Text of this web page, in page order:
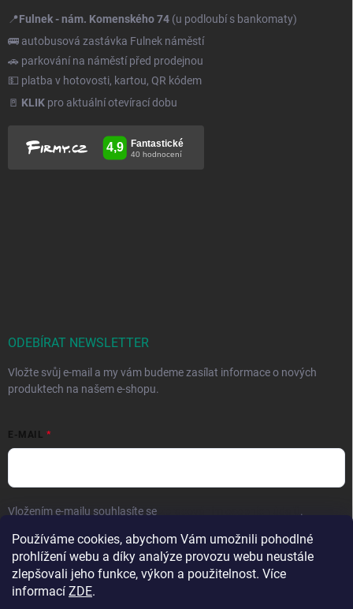
Používáme cookies, abychom Vám umožnili pohodlné
prohlížení webu a díky analýze provozu webu neustále
zlepšovali jeho funkce, výkon a použitelnost. Více
informací ZDE.
📍Fulnek - nám. Komenského 74 (u podloubí s bankomaty)
🚌 autobusová zastávka Fulnek náměstí
🚗 parkování na náměstí před prodejnou
💵 platba v hotovosti, kartou, QR kódem
🚪 KLIK pro aktuální otevírací dobu
ODEBÍRAT NEWSLETTER
Vložte svůj e-mail a my vám budeme zasílat informace o nových
produktech na našem e-shopu.
E-MAIL
Vložením e-mailu souhlasíte se .
Přihlásit se